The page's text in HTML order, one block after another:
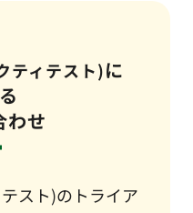
ティテスト)に
わせ
スト)のトライア